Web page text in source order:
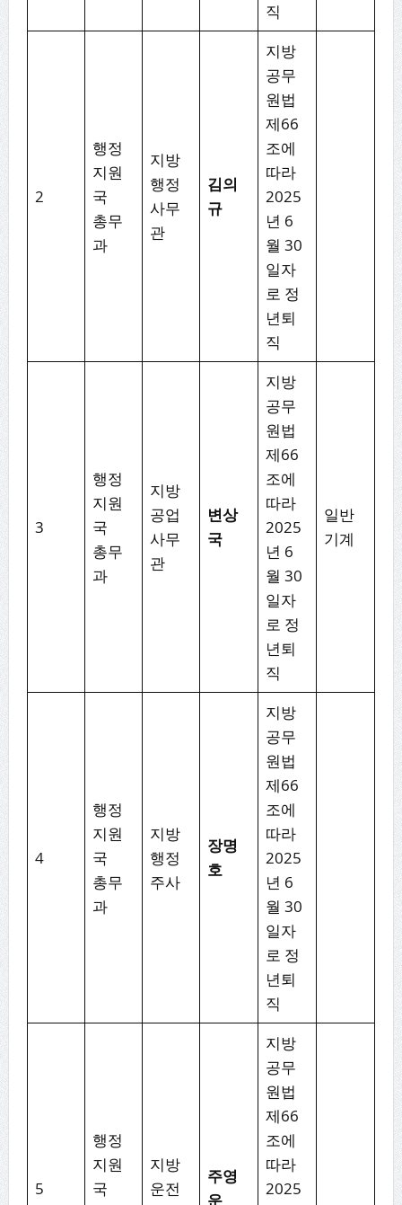
직
2
행정
지원
국
총무
과
지방
행정
사무
관
김의
규
지방
공무
원법
제66
조에
따라
2025
년 6
월 30
일자
로 정
년퇴
직
3
행정
지원
국
총무
과
지방
공업
사무
관
변상
국
지방
공무
원법
제66
조에
따라
2025
년 6
월 30
일자
로 정
년퇴
직
일반
기계
4
행정
지원
국
총무
과
지방
행정
주사
장명
호
지방
공무
원법
제66
조에
따라
2025
년 6
월 30
일자
로 정
년퇴
직
5
행정
지원
국
지방
운전
주영
운
지방
공무
원법
제66
조에
따라
2025